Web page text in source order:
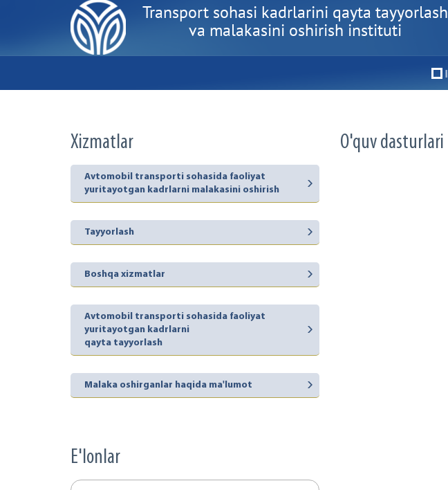
Transport sohasi kadrlarini qayta tayyorlash
va malakasini oshirish instituti
Xizmatlar
Avtomobil transporti sohasida faoliyat
yuritayotgan kadrlarni malakasini oshirish
Tayyorlash
Boshqa xizmatlar
Avtomobil transporti sohasida faoliyat
yuritayotgan kadrlarni
qayta tayyorlash
Malaka oshirganlar haqida ma'lumot
E'lonlar
O'quv dasturlari